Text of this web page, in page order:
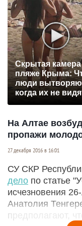
Скрытая камера
пляже Крыма:
люди
когда их не
На Алтае
пропажи
27 декабря 2016 в 16:01
СУ СКР
дело по статье
исчезновения
Анатолия
предполагают,